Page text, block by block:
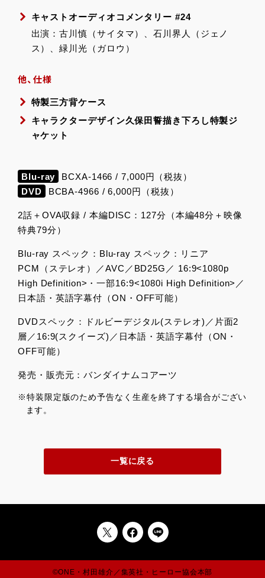
キャストオーディオコメンタリー #24
出演：古川慎（サイタマ）、石川界人（ジェノ
ス）、緑川光（ガロウ）
他、仕様
特製三方背ケース
キャラクターデザイン久保田誓描き下ろし特製ジ
ャケット
Blu-ray
BCXA-1466 / 7,000円（税抜）
DVD
BCBA-4966 / 6,000円（税抜）
2話＋OVA収録 / 本編DISC：127分（本編48分＋映像
特典79分）
Blu-ray スペック：Blu-ray スペック：リニア
PCM（ステレオ）／AVC／BD25G／ 16:9<1080p
High Definition>・一部16:9<1080i High Definition>／
日本語・英語字幕付（ON・OFF可能）
DVDスペック：ドルビーデジタル(ステレオ)／片面2
層／16:9(スクイーズ)／日本語・英語字幕付（ON・
OFF可能）
発売・販売元：バンダイナムコアーツ
※特装限定版のため予告なく生産を終了する場合がござい
ます。
一覧に戻る
©ONE・村田雄介／集英社・ヒーロー協会本部